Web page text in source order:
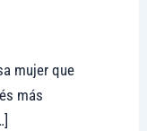
mujer que
más